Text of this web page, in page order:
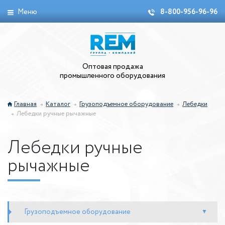
Меню 8-800-956-96-96
Оптовая продажа
промышленного оборудования
Главная Каталог Грузоподъемное оборудование
Лебедки
Лебедки ручные рычажные
Лебедки ручные
рычажные
Грузоподъемное оборудование